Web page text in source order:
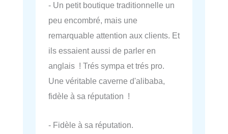
- Un petit boutique traditionnelle un
peu encombré, mais une
remarquable attention aux clients. Et
ils essaient aussi de parler en
anglais ! Trés sympa et trés pro.
Une véritable caverne d'alibaba,
fidèle à sa réputation !
- Fidèle à sa réputation.